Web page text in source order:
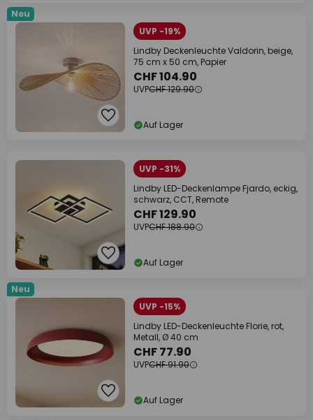
Neu
UVP -19%
Lindby Deckenleuchte Valdorin, beige,
75 cm x 50 cm, Papier
CHF 104.90
UVPCHF 129.90
Auf Lager
UVP -31%
Lindby LED-Deckenlampe Fjardo, eckig,
schwarz, CCT, Remote
CHF 129.90
UVPCHF 188.90
Auf Lager
Neu
UVP -15%
Lindby LED-Deckenleuchte Florie, rot,
Metall, Ø 40 cm
CHF 77.90
UVPCHF 91.90
Auf Lager